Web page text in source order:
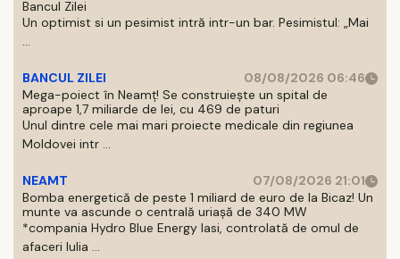
Bancul Zilei
Un optimist si un pesimist intră intr-un bar. Pesimistul: „Mai
...
BANCUL ZILEI
08/08/2026 06:46
Mega-poiect în Neamț! Se construiește un spital de
aproape 1,7 miliarde de lei, cu 469 de paturi
Unul dintre cele mai mari proiecte medicale din regiunea
Moldovei intr ...
NEAMT
07/08/2026 21:01
Bomba energetică de peste 1 miliard de euro de la Bicaz! Un
munte va ascunde o centrală uriașă de 340 MW
*compania Hydro Blue Energy Iasi, controlată de omul de
afaceri Iulia ...